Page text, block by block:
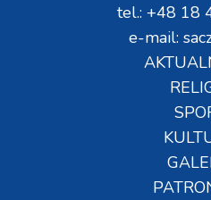
tel.: +48 18
e-mail: